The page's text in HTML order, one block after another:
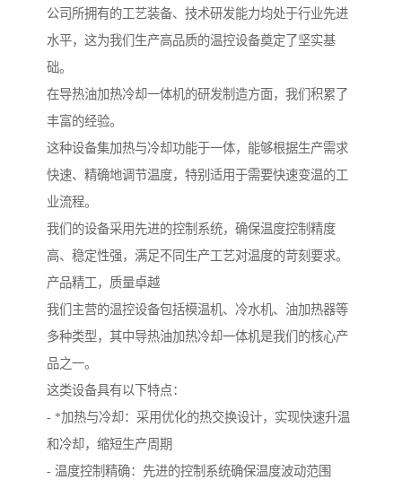
公司所拥有的工艺装备、技术研发能力均处于行业先进
水平，这为我们生产高品质的温控设备奠定了坚实基
础。
在导热油加热冷却一体机的研发制造方面，我们积累了
丰富的经验。
这种设备集加热与冷却功能于一体，能够根据生产需求
快速、精确地调节温度，特别适用于需要快速变温的工
业流程。
我们的设备采用先进的控制系统，确保温度控制精度
高、稳定性强，满足不同生产工艺对温度的苛刻要求。
产品精工，质量卓越
我们主营的温控设备包括模温机、冷水机、油加热器等
多种类型，其中导热油加热冷却一体机是我们的核心产
品之一。
这类设备具有以下特点：
- *加热与冷却：采用优化的热交换设计，实现快速升温
和冷却，缩短生产周期
- 温度控制精确：先进的控制系统确保温度波动范围